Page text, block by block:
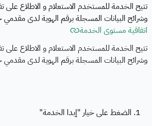
تتيح الخدمة للمستخدم الاستعلام و الاطلاع على
وشرائح البيانات المسجلة برقم الهوية لدى
اتفاقية مستوى الخدمة
تتيح الخدمة للمستخدم الاستعلام و الاطلاع على
وشرائح البيانات المسجلة برقم الهوية لدى
1. الضغط على خيار "إبدا الخدمة"